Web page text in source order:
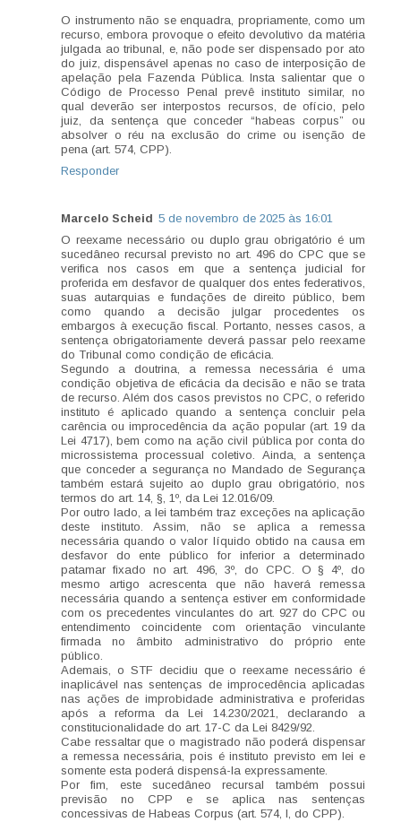
O instrumento não se enquadra, propriamente, como um
recurso, embora provoque o efeito devolutivo da matéria
julgada ao tribunal, e, não pode ser dispensado por ato
do juiz, dispensável apenas no caso de interposição de
apelação pela Fazenda Pública. Insta salientar que o
Código de Processo Penal prevê instituto similar, no
qual deverão ser interpostos recursos, de ofício, pelo
juiz, da sentença que conceder “habeas corpus” ou
absolver o réu na exclusão do crime ou isenção de
pena (art. 574, CPP).
Responder
Marcelo Scheid 5 de novembro de 2025 às 16:01
O reexame necessário ou duplo grau obrigatório é um
sucedâneo recursal previsto no art. 496 do CPC que se
verifica nos casos em que a sentença judicial for
proferida em desfavor de qualquer dos entes federativos,
suas autarquias e fundações de direito público, bem
como quando a decisão julgar procedentes os
embargos à execução fiscal. Portanto, nesses casos, a
sentença obrigatoriamente deverá passar pelo reexame
do Tribunal como condição de eficácia.
Segundo a doutrina, a remessa necessária é uma
condição objetiva de eficácia da decisão e não se trata
de recurso. Além dos casos previstos no CPC, o referido
instituto é aplicado quando a sentença concluir pela
carência ou improcedência da ação popular (art. 19 da
Lei 4717), bem como na ação civil pública por conta do
microssistema processual coletivo. Ainda, a sentença
que conceder a segurança no Mandado de Segurança
também estará sujeito ao duplo grau obrigatório, nos
termos do art. 14, §, 1º, da Lei 12.016/09.
Por outro lado, a lei também traz exceções na aplicação
deste instituto. Assim, não se aplica a remessa
necessária quando o valor líquido obtido na causa em
desfavor do ente público for inferior a determinado
patamar fixado no art. 496, 3º, do CPC. O § 4º, do
mesmo artigo acrescenta que não haverá remessa
necessária quando a sentença estiver em conformidade
com os precedentes vinculantes do art. 927 do CPC ou
entendimento coincidente com orientação vinculante
firmada no âmbito administrativo do próprio ente
público.
Ademais, o STF decidiu que o reexame necessário é
inaplicável nas sentenças de improcedência aplicadas
nas ações de improbidade administrativa e proferidas
após a reforma da Lei 14.230/2021, declarando a
constitucionalidade do art. 17-C da Lei 8429/92.
Cabe ressaltar que o magistrado não poderá dispensar
a remessa necessária, pois é instituto previsto em lei e
somente esta poderá dispensá-la expressamente.
Por fim, este sucedâneo recursal também possui
previsão no CPP e se aplica nas sentenças
concessivas de Habeas Corpus (art. 574, I, do CPP).